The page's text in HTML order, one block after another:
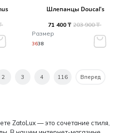
Шлепанцы Doucal's
71 400 ₸ 203 900 ₸
Размер
3638
2 3 4 116 Вперед
ZatoLux — это сочетание стиля,